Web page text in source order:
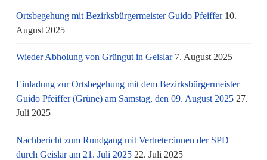
Ortsbegehung mit Bezirksbürgermeister Guido Pfeiffer 10.
August 2025
Wieder Abholung von Grüngut in Geislar 7. August 2025
Einladung zur Ortsbegehung mit dem Bezirksbürgermeister
Guido Pfeiffer (Grüne) am Samstag, den 09. August 2025 27.
Juli 2025
Nachbericht zum Rundgang mit Vertreter:innen der SPD
durch Geislar am 21. Juli 2025 22. Juli 2025